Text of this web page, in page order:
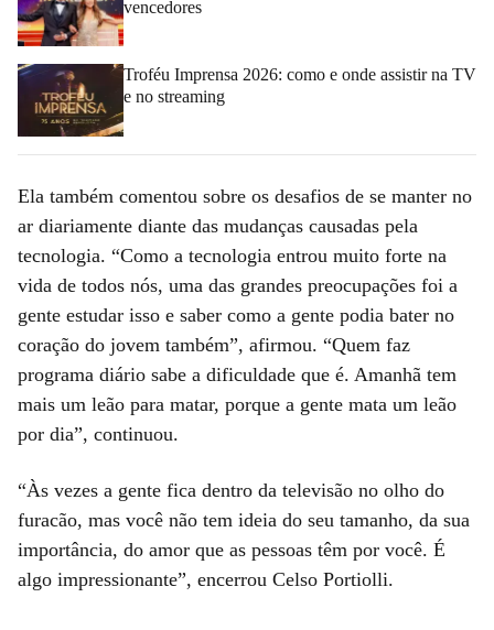
vencedores
Troféu Imprensa 2026: como e onde assistir na TV
e no streaming
Ela também comentou sobre os desafios de se manter no
ar diariamente diante das mudanças causadas pela
tecnologia. “Como a tecnologia entrou muito forte na
vida de todos nós, uma das grandes preocupações foi a
gente estudar isso e saber como a gente podia bater no
coração do jovem também”, afirmou. “Quem faz
programa diário sabe a dificuldade que é. Amanhã tem
mais um leão para matar, porque a gente mata um leão
por dia”, continuou.
“Às vezes a gente fica dentro da televisão no olho do
furacão, mas você não tem ideia do seu tamanho, da sua
importância, do amor que as pessoas têm por você. É
algo impressionante”, encerrou Celso Portiolli.